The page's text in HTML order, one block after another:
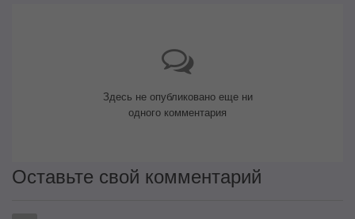
Здесь не опубликовано еще ни
одного комментария
Оставьте свой комментарий